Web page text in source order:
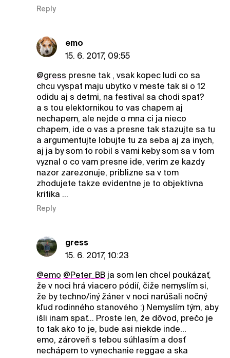
Reply
emo
15. 6. 2017, 09:55
@gress presne tak , vsak kopec ludi co sa
chcu vyspat maju ubytko v meste tak si o 12
odidu aj s detmi, na festival sa chodi spat?
a s tou elektornikou to vas chapem aj
nechapem, ale nejde o mna ci ja nieco
chapem, ide o vas a presne tak stazujte sa tu
a argumentujte lobujte tu za seba aj za inych,
aj ja by som to robil s vami keby som sa v tom
vyznal o co vam presne ide, verim ze kazdy
nazor zarezonuje, priblizne sa v tom
zhodujete takze evidentne je to objektivna
kritika ...
Reply
gress
15. 6. 2017, 10:23
@emo @Peter_BBja som len chcel poukázať,
že v noci hrá viacero pódií, čiže nemyslím si,
že by techno/iný žáner v noci narúšali nočný
kľud rodinného stanového :) Nemyslím tým, aby
išli inam spať... Proste len, že dôvod, prečo je
to tak ako to je, bude asi niekde inde...
emo, zároveň s tebou súhlasím a dosť
nechápem to vynechanie reggae a ska